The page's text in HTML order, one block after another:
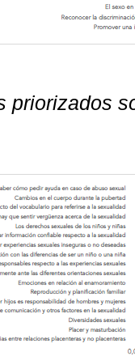
priorizados